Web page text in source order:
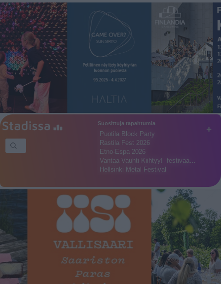
+
Suosittuja tapahtumia
Puotila Block Party
Rastila Fest 2026
Etno-Espa 2026
Vantaa Vauhti Kiihtyy! -festivaa…
Hellsinki Metal Festival